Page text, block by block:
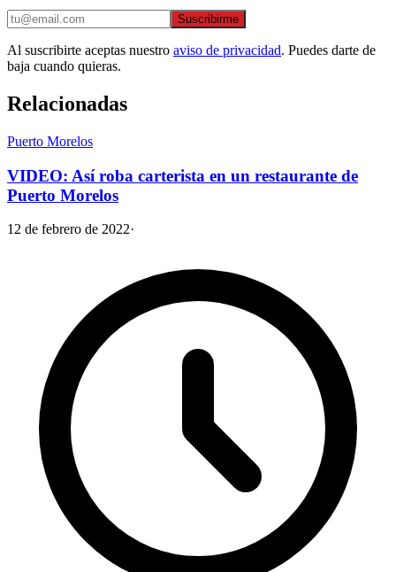
Suscribirme
Al suscribirte aceptas nuestro aviso de privacidad. Puedes darte de
baja cuando quieras.
Relacionadas
Puerto Morelos
VIDEO: Así roba carterista en un restaurante de
Puerto Morelos
12 de febrero de 2022·